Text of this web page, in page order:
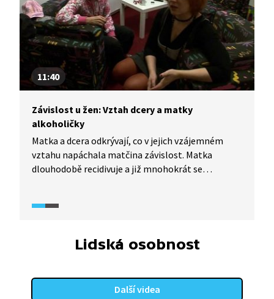
11:40
Závislost u žen: Vztah dcery a matky
alkoholičky
Matka a dcera odkrývají, co v jejich vzájemném
vztahu napáchala matčina závislost. Matka
dlouhodobě recidivuje a již mnohokrát se
alkoholu dopouštěla, i následky, které si dcera
Lidská osobnost
Další videa